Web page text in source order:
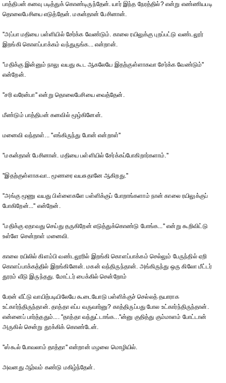
பாத்திபன் கனவு படித்துக் கொண்டிருந்தேன். யார் இந்த நேரத்தில்? என்று எண்ணியபடி
தொலைபேசியை எடுத்தேன். மகன்தான் பேசினான்.
''அப்பா மதியை பள்ளியில் சேர்க்க வேண்டும். காலை ரயிலுக்கு புறப்பட்டு வண்டலூர்
இறங்கி கொளப்பாக்கம் வந்துருங்க... என்றான்.
''மதிக்கு இன்னும் நாலு வயது கூட ஆகலேயே இதற்குள்ளாகவா சேர்க்க வேண்டும்''
என்றேன்.
''சரி வரேன்பா'' என்று தொலைபேசியை வைத்தேன்.
மீண்டும் பாத்திபன் கனவில் மூழ்கினேன்.
மனைவி வந்தாள்... ''எங்கிருந்து போன் என்றாள்''
''மகன்தான் பேசினான். மதியை பள்ளியில் சேர்க்கப்போகிறார்களாம்.''
''இதற்குள்ளாகவா.. மூணரை வயசுதானே ஆகிறது.''
''அங்கு மூணு வயது பிள்ளைகளே பள்ளிக்குப் போறாங்களாம் நான் காலை ரயிலுக்குப்
போகிறேன்...'' என்றேன்.
''மதிக்கு ஏதாவது செய்து தருகிறேன் எடுத்துக்கொண்டு போங்க...'' என்று கூறிவிட்டு
உள்ளே சென்றாள் மனைவி.
காலை ரயிலில் கிளம்பி வண்டலூரில் இறங்கி கொளப்பாக்கம் செல்லும் பேருந்தில் ஏறி
கொளப்பாக்கத்தில் இறங்கினேன். மகன் வந்திருந்தான். அங்கிருந்து ஒரு கிலோ மீட்டர்
தூரம் வீடு இருந்தது. மோட்டர் பைக்கில் சென்றோம்
பேரன் வீட்டு வாயிற்படியிலேயே கூடையோடு பள்ளிக்குச் செல்லத் தயாராக
உட்கார்ந்திருந்தான். தாத்தா எப்ப வருவார்னு? காத்திருப்பது போல உட்கார்ந்திருந்தான்.
என்னைப் பார்த்ததும்.... ''தாத்தா வந்துட்டாங்க...''ன்னு குதித்து கும்மாளம் போட்டான்
அருகில் சென்று தூக்கிக் கொண்டேன்.
''ஸ்கூல் போவலாம் தாத்தா'' என்றான் மழலை மொழியில்.
அவனது ஆர்வம் கண்டு மகிழ்ந்தேன்.